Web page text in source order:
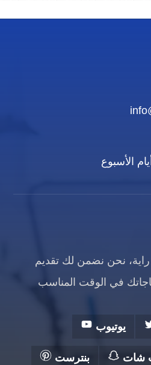
نحن نضمن لك تقديم
في الوقت المناسب
يوتيوب
شات بنترست